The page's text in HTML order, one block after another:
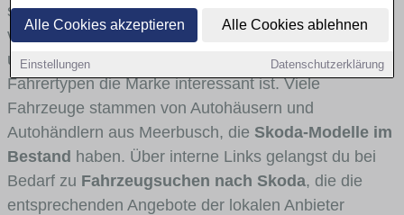
Alle Cookies akzeptieren Alle Cookies ablehnen
Einstellungen Datenschutzerklärung
skizzieren, in welchen Fahrzeugklassen Skoda stark
vertreten ist, welche Modellreihen häufig im Stadt-
und Umlandverkehr zu sehen sind und für welche
Fahrertypen die Marke interessant ist. Viele
Fahrzeuge stammen von Autohäusern und
Autohändlern aus Meerbusch, die Skoda-Modelle im
Bestand haben. Über interne Links gelangst du bei
Bedarf zu Fahrzeugsuchen nach Skoda, die die
entsprechenden Angebote der lokalen Anbieter